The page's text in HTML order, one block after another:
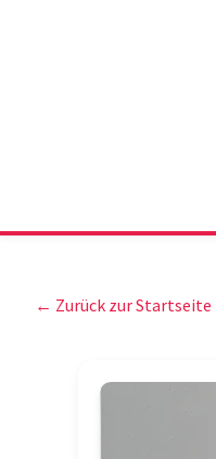
← Zurück zur Startseite